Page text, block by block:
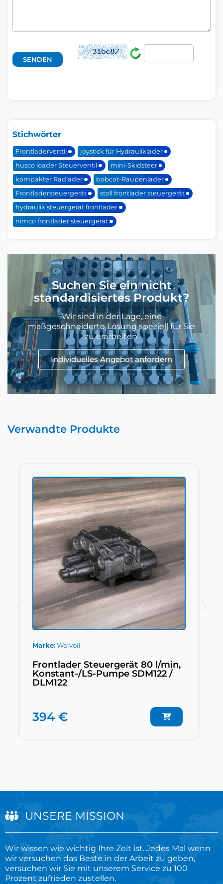
Stichwörter
Frontladerventil
joystick für Hydrauliklader
husco loader Steuerventil
mini-Skidsteer
kompakter Radlader
bobcat-Raupenlader
Frontladersteuergerät
stoll frontlader steuergerät
hydraulik steuergerät frontlader
nimco frontlader steuergerät
Suchen Sie ein nicht
standardisiertes Produkt?
Wir sind in der Lage, eine
maßgeschneiderte Lösung speziell für Sie
zu erarbeiten.
Individuelles Angebot anfordern
Verwandte Produkte
Marke Walvoil
Frontlader Steuergerät 80 l/min,
Konstant-/LS-Pumpe SDM122 /
DLM122
394 €
UNSERE MISSION
Wir wissen wie wichtig Ihre Zeit ist. Jedes Mal wenn
wir versuchen das Beste in der Arbeit zu geben,
versuchen wir Sie mit unserem Service zu 100
Prozent zufrieden zustellen.